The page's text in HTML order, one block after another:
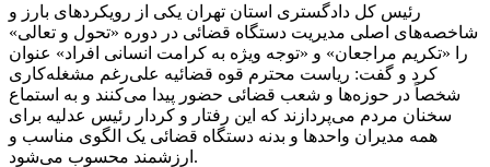
رئیس کل دادگستری استان تهران یکی از رویکردهای بارز و
شاخصه‌های اصلی مدیریت دستگاه قضائی در دوره «تحول و تعالی»
را «تکریم مراجعان» و «توجه ویژه به کرامت انسانی افراد» عنوان
کرد و گفت: ریاست محترم قوه قضائیه علی‌رغم مشغله‌کاری
شخصاً در حوزه‌ها و شعب قضائی حضور پیدا می‌کنند و به استماع
سخنان مردم می‌پردازند که این رفتار و کردار رئیس عدلیه برای
همه مدیران واحدها و بدنه دستگاه قضائی یک الگوی مناسب و
ارزشمند محسوب می‌شود.